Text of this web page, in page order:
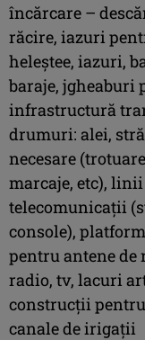
încărcare –
răcire, iazuri
heleştee, iazuri,
baraje, jgheaburi
infrastructură
drumuri: alei,
necesare
marcaje, etc),
telecomunicaţii
console),
pentru antene de
radio, tv, lacuri
construcţii
canale de irigaţii